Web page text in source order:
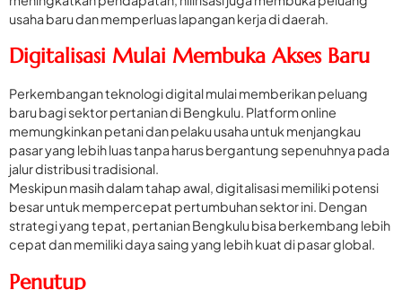
usaha baru dan memperluas lapangan kerja di daerah.
Digitalisasi Mulai Membuka Akses Baru
Perkembangan teknologi digital mulai memberikan peluang
baru bagi sektor pertanian di Bengkulu. Platform online
memungkinkan petani dan pelaku usaha untuk menjangkau
pasar yang lebih luas tanpa harus bergantung sepenuhnya pada
jalur distribusi tradisional.
Meskipun masih dalam tahap awal, digitalisasi memiliki potensi
besar untuk mempercepat pertumbuhan sektor ini. Dengan
strategi yang tepat, pertanian Bengkulu bisa berkembang lebih
cepat dan memiliki daya saing yang lebih kuat di pasar global.
Penutup